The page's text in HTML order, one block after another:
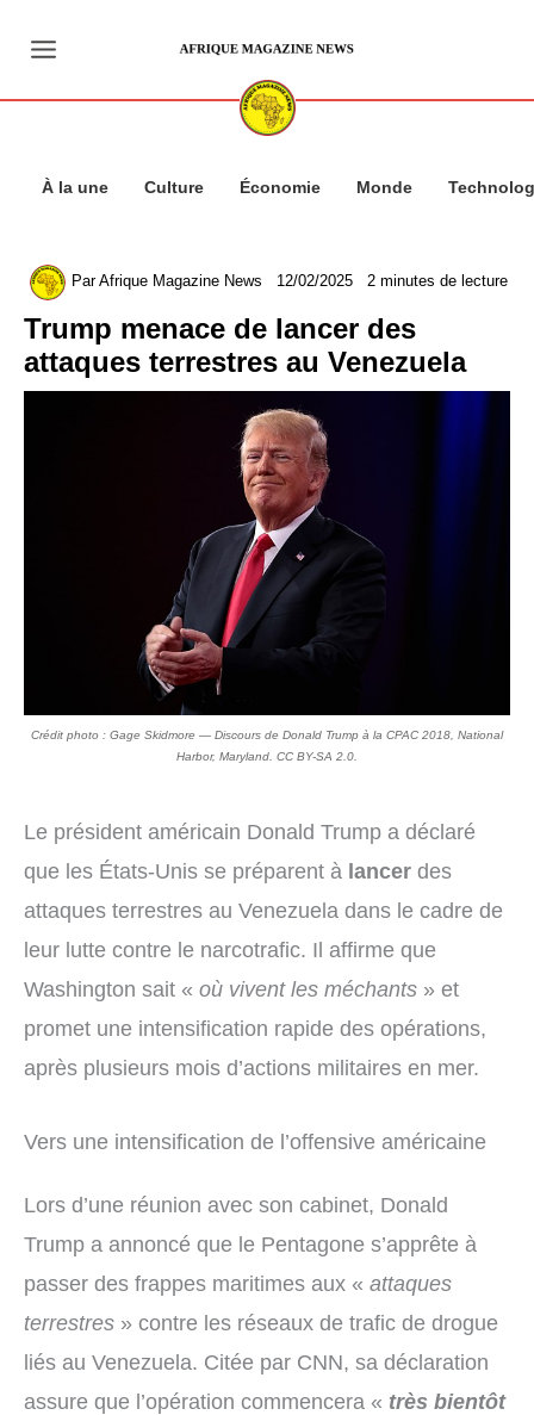
contenu
À la une Culture Économie Monde
ParAfrique Magazine News 12/02/2025 2 minutes de lecture
Trump menace de lancer des
attaques terrestres au Venezuela
Crédit photo : Gage Skidmore — Discours de Donald Trump à la CPAC 2018, National
Harbor, Maryland. CC BY-SA 2.0.
Le président américain Donald Trump a déclaré
que les États-Unis se préparent à lancer des
attaques terrestres au Venezuela dans le cadre de
leur lutte contre le narcotrafic. Il affirme que
Washington sait « où vivent les méchants » et
promet une intensification rapide des opérations,
après plusieurs mois d’actions militaires en mer.
Vers une intensification de l’offensive américaine
Lors d’une réunion avec son cabinet, Donald
Trump a annoncé que le Pentagone s’apprête à
passer des frappes maritimes aux « attaques
terrestres » contre les réseaux de trafic de drogue
liés au Venezuela. Citée par CNN, sa déclaration
assure que l’opération commencera « très bientôt